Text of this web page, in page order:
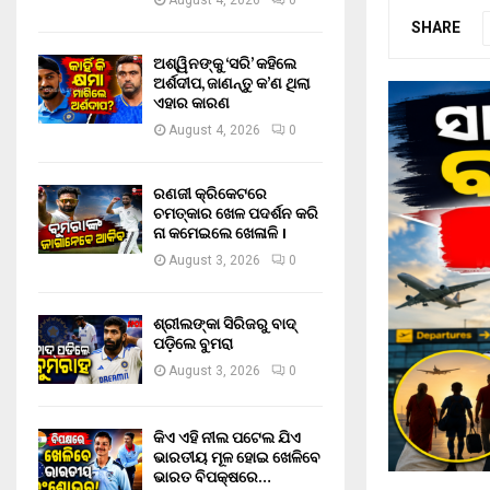
SHARE
ଅଶ୍ୱିନଙ୍କୁ ‘ସରି’ କହିଲେ
ଅର୍ଶଦୀପ, ଜାଣନ୍ତୁ କ’ଣ ଥିଲା
ଏହାର କାରଣ
August 4, 2026 0
ରଣଜୀ କ୍ରିକେଟରେ
ଚମତ୍କାର ଖେଳ ପଦର୍ଶନ କରି
ନା କମେଇଲେ ଖେଳାଳି ।
August 3, 2026 0
ଶ୍ରୀଲଙ୍କା ସିରିଜରୁ ବାଦ୍
ପଡ଼ିଲେ ବୁମରା
August 3, 2026 0
କିଏ ଏହି ନୀଲ ପଟେଲ ଯିଏ
ଭାରତୀୟ ମୂଳ ହୋଇ ଖେଳିବେ
ଭାରତ ବିପକ୍ଷରେ…